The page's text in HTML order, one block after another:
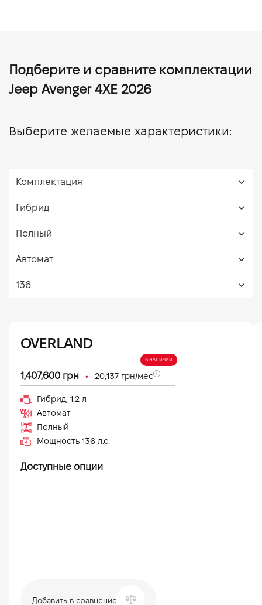
Подберите и сравните комплектации
Jeep Avenger 4XE 2026
Выберите желаемые характеристики:
OVERLAND
В НАЛИЧИИ
1,407,600 грн • 20,137 грн/мес
Гибрид, 1.2 л
Автомат
Полный
Мощность 136 л.с.
Доступные опции
Добавить в сравнение